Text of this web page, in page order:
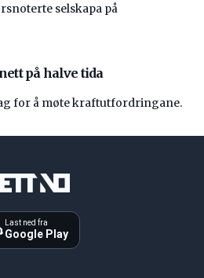
selskapa på
på halve tida
for å møte kraftutfordringane.
Last ned fra
Google Play